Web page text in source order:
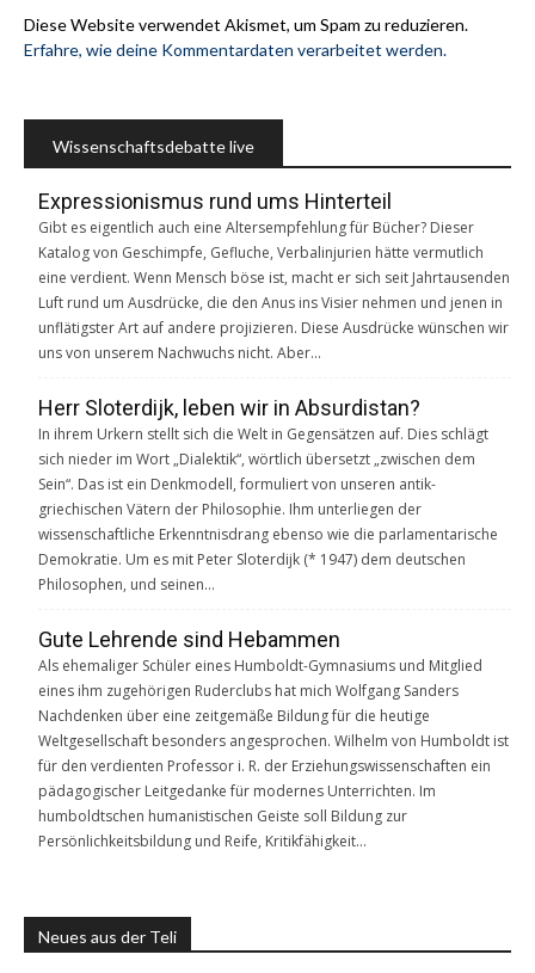
Diese Website verwendet Akismet, um Spam zu reduzieren.
Erfahre, wie deine Kommentardaten verarbeitet werden.
Wissenschaftsdebatte live
Expressionismus rund ums Hinterteil
Gibt es eigentlich auch eine Altersempfehlung für Bücher? Dieser
Katalog von Geschimpfe, Gefluche, Verbalinjurien hätte vermutlich
eine verdient. Wenn Mensch böse ist, macht er sich seit Jahrtausenden
Luft rund um Ausdrücke, die den Anus ins Visier nehmen und jenen in
unflätigster Art auf andere projizieren. Diese Ausdrücke wünschen wir
uns von unserem Nachwuchs nicht. Aber…
Herr Sloterdijk, leben wir in Absurdistan?
In ihrem Urkern stellt sich die Welt in Gegensätzen auf. Dies schlägt
sich nieder im Wort „Dialektik“, wörtlich übersetzt „zwischen dem
Sein“. Das ist ein Denkmodell, formuliert von unseren antik-
griechischen Vätern der Philosophie. Ihm unterliegen der
wissenschaftliche Erkenntnisdrang ebenso wie die parlamentarische
Demokratie. Um es mit Peter Sloterdijk (* 1947) dem deutschen
Philosophen, und seinen…
Gute Lehrende sind Hebammen
Als ehemaliger Schüler eines Humboldt-Gymnasiums und Mitglied
eines ihm zugehörigen Ruderclubs hat mich Wolfgang Sanders
Nachdenken über eine zeitgemäße Bildung für die heutige
Weltgesellschaft besonders angesprochen. Wilhelm von Humboldt ist
für den verdienten Professor i. R. der Erziehungswissenschaften ein
pädagogischer Leitgedanke für modernes Unterrichten. Im
humboldtschen humanistischen Geiste soll Bildung zur
Persönlichkeitsbildung und Reife, Kritikfähigkeit…
Neues aus der Teli